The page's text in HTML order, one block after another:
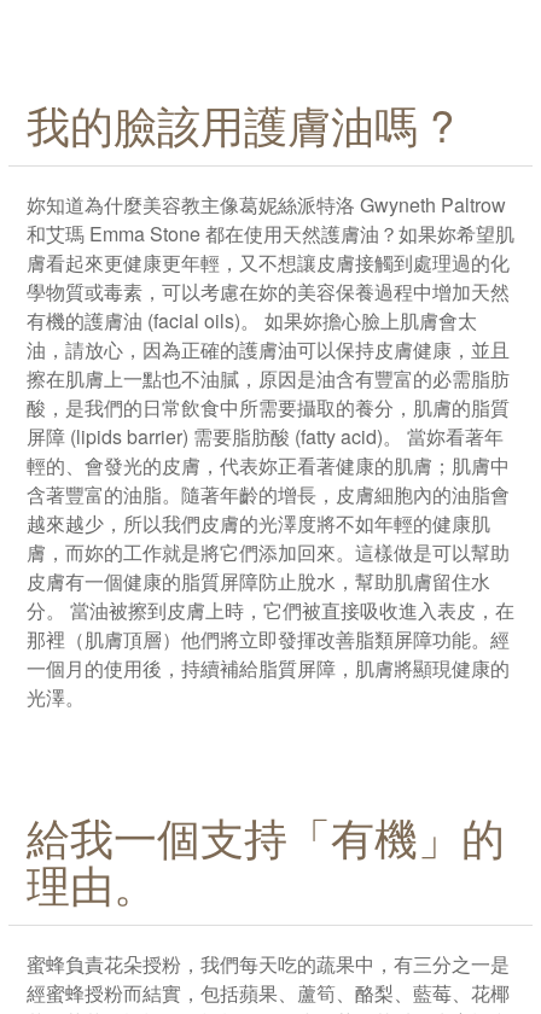
我的臉該用護膚油嗎 ?
妳知道為什麼美容教主像葛妮絲派特洛 Gwyneth Paltrow
和艾瑪 Emma Stone 都在使用天然護膚油？如果妳希望肌
膚看起來更健康更年輕，又不想讓皮膚接觸到處理過的化
學物質或毒素，可以考慮在妳的美容保養過程中增加天然
有機的護膚油 (facial oils)。 如果妳擔心臉上肌膚會太
油，請放心，因為正確的護膚油可以保持皮膚健康，並且
擦在肌膚上一點也不油膩，原因是油含有豐富的必需脂肪
酸，是我們的日常飲食中所需要攝取的養分，肌膚的脂質
屏障 (lipids barrier) 需要脂肪酸 (fatty acid)。 當妳看著年
輕的、會發光的皮膚，代表妳正看著健康的肌膚；肌膚中
含著豐富的油脂。隨著年齡的增長，皮膚細胞內的油脂會
越來越少，所以我們皮膚的光澤度將不如年輕的健康肌
膚，而妳的工作就是將它們添加回來。這樣做是可以幫助
皮膚有一個健康的脂質屏障防止脫水，幫助肌膚留住水
分。 當油被擦到皮膚上時，它們被直接吸收進入表皮，在
那裡（肌膚頂層）他們將立即發揮改善脂類屏障功能。經
一個月的使用後，持續補給脂質屏障，肌膚將顯現健康的
光澤。
給我一個支持「有機」的
理由。
蜜蜂負責花朵授粉，我們每天吃的蔬果中，有三分之一是
經蜜蜂授粉而結實，包括蘋果、蘆筍、酪梨、藍莓、花椰